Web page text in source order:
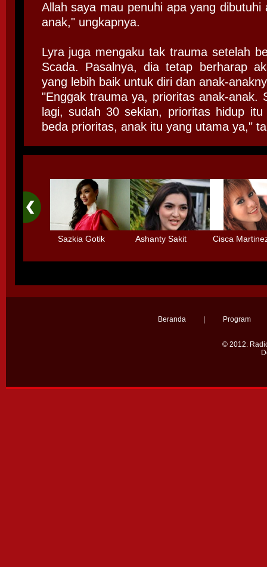
Allah saya mau penuhi apa yang dibutuhi
anak," ungkapnya.
Lyra juga mengaku tak trauma setelah
Scada. Pasalnya, dia tetap berharap
yang lebih baik untuk diri dan anak-
"Enggak trauma ya, prioritas anak-anak.
lagi, sudah 30 sekian, prioritas hidup
beda prioritas, anak itu yang utama ya,"
Sazkia Gotik
Sinetron
Ashanty Sakit
Otak karena
Cisca
Tidak mau
Beranda Program
© 2012.